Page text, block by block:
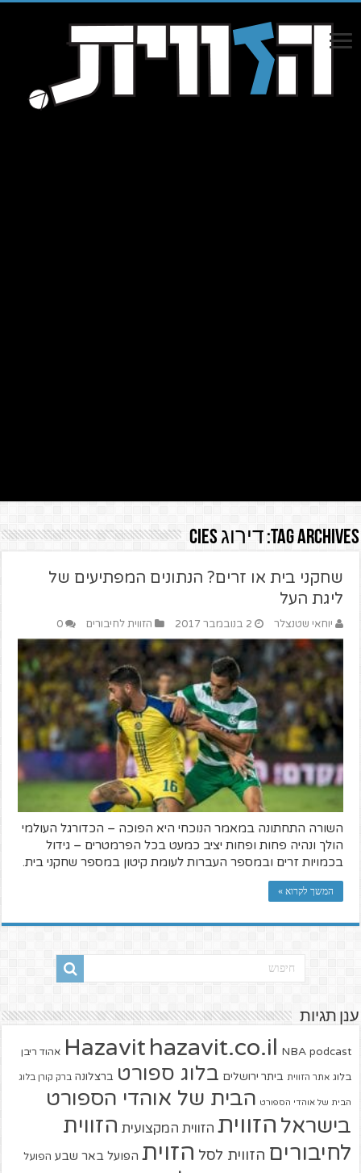
Tag Archives: דירוג CIES
שחקני בית או זרים? הנתונים המפתיעים של
ליגת העל
יוחאי שטנצלר 2 בנובמבר 2017 הזווית לחיבורים 0
השורה התחתונה במאמר הנוכחי היא הפוכה – הכדורגל העולמי
הולך ונהיה פחות ופחות יציב כמעט בכל הפרמטרים – גידול
בכמויות זרים ובמספר העברות לעומת קיטון במספר שחקני בית.
המשך לקרוא »
ענן תגיות
Hazavit hazavit.co.il NBA podcast אהוד ריבן
בלוג אתר הזווית ביתר ירושלים בלוג ספורט ברצלונה ברק קורן בלוג
הבית של אוהדי הספורט הבית של אוהדי הספורט
בישראל הזווית הזווית המקצועית הזווית
לחיבורים הזווית לסל הזוית הפועל באר שבע הפועל